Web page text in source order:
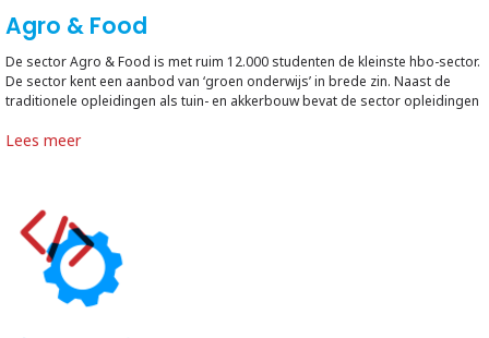
Agro & Food
De sector Agro & Food is met ruim 12.000 studenten de kleinste hbo-sector.
De sector kent een aanbod van ‘groen onderwijs’ in brede zin. Naast de
traditionele opleidingen als tuin- en akkerbouw bevat de sector opleidingen
Verspreid over Nederland verzorgen vier hogescholen (CAH Vilentum, HAS
Lees meer